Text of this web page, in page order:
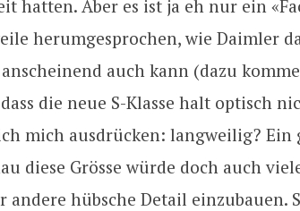
hatten. Aber es ist ja eh nur ein
herumgesprochen, wie Daimler
auch kann (dazu
die neue S-Klasse halt optisch
mich ausdrücken: langweilig? Ein
diese Grösse würde doch auch
andere hübsche Detail einzubauen.